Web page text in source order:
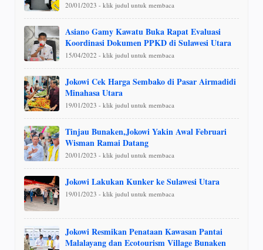
20/01/2023 - klik judul untuk membaca
Asiano Gamy Kawatu Buka Rapat Evaluasi
Koordinasi Dokumen PPKD di Sulawesi Utara
15/04/2022 - klik judul untuk membaca
Jokowi Cek Harga Sembako di Pasar Airmadidi
Minahasa Utara
19/01/2023 - klik judul untuk membaca
Tinjau Bunaken,Jokowi Yakin Awal Februari
Wisman Ramai Datang
20/01/2023 - klik judul untuk membaca
Jokowi Lakukan Kunker ke Sulawesi Utara
19/01/2023 - klik judul untuk membaca
Jokowi Resmikan Penataan Kawasan Pantai
Malalayang dan Ecotourism Village Bunaken